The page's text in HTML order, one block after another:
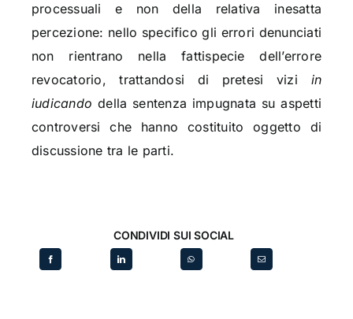
processuali e non della relativa inesatta
percezione: nello specifico gli errori denunciati
non rientrano nella fattispecie dell’errore
revocatorio, trattandosi di pretesi vizi in
iudicando della sentenza impugnata su aspetti
controversi che hanno costituito oggetto di
discussione tra le parti.
CONDIVIDI SUI SOCIAL